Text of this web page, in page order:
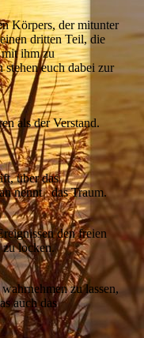
Körpers, der mitunter
dritten Teil, die
ihm zu
euch dabei zur
als der Verstand.
über das
nennt das Traum.
den freien
locken.
zu lassen,
auch das